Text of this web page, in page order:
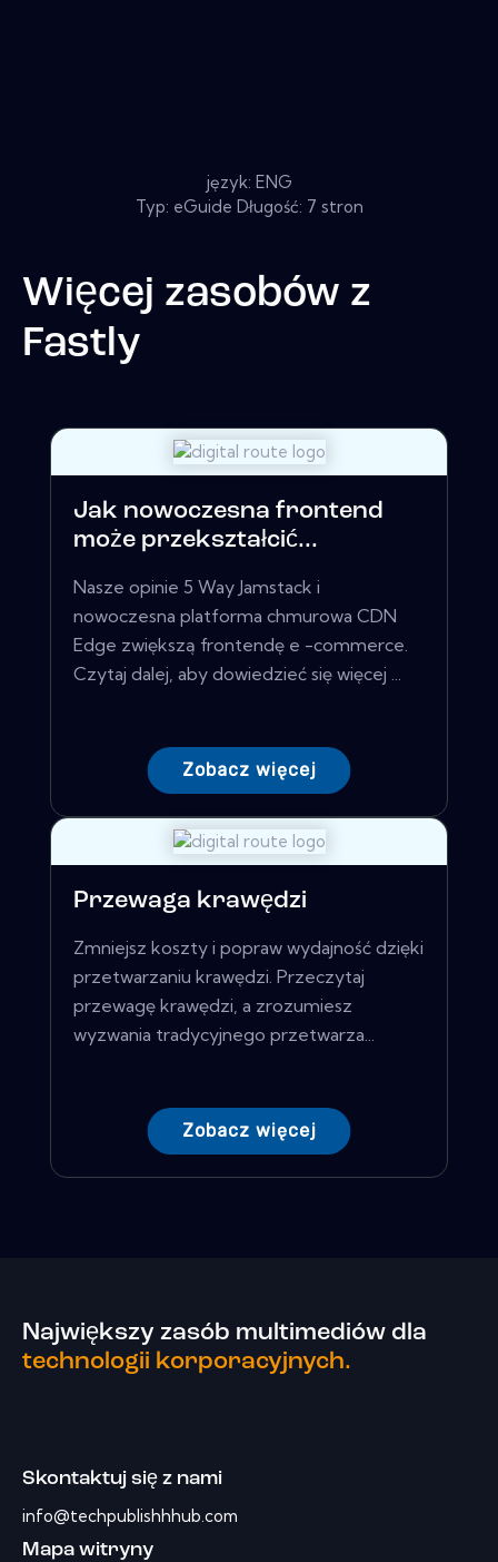
język: ENG
Typ: eGuide Długość: 7 stron
Więcej zasobów z
Fastly
Jak nowoczesna frontend
może przekształcić...
Nasze opinie 5 Way Jamstack i
nowoczesna platforma chmurowa CDN
Edge zwiększą frontendę e -commerce.
Czytaj dalej, aby dowiedzieć się więcej ...
Zobacz więcej
Przewaga krawędzi
Zmniejsz koszty i popraw wydajność dzięki
przetwarzaniu krawędzi. Przeczytaj
przewagę krawędzi, a zrozumiesz
wyzwania tradycyjnego przetwarza...
Zobacz więcej
Największy zasób multimediów dla
technologii korporacyjnych.
Skontaktuj się z nami
info@techpublishhhub.com
Mapa witryny